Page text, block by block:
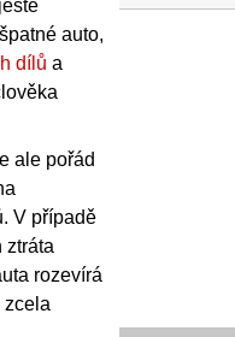
auto,
dílů a
ale pořád
V případě
ztráta
rozevírá
zcela